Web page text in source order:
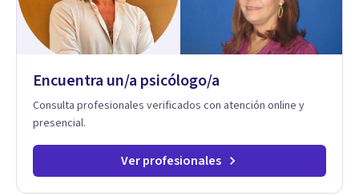
sufrimiento y alcanzan cambios profundos y duraderos en su
vida y relaciones personales.
Encuentra un/a psicólogo/a
Consulta profesionales verificados con atención online y
presencial.
Ver profesionales